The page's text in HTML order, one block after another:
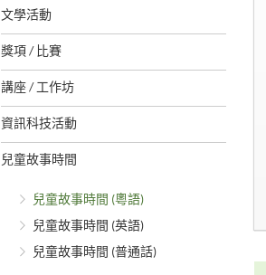
文學活動
獎項 / 比賽
講座 / 工作坊
資訊科技活動
兒童故事時間
兒童故事時間 (粵語)
兒童故事時間 (英語)
兒童故事時間 (普通話)